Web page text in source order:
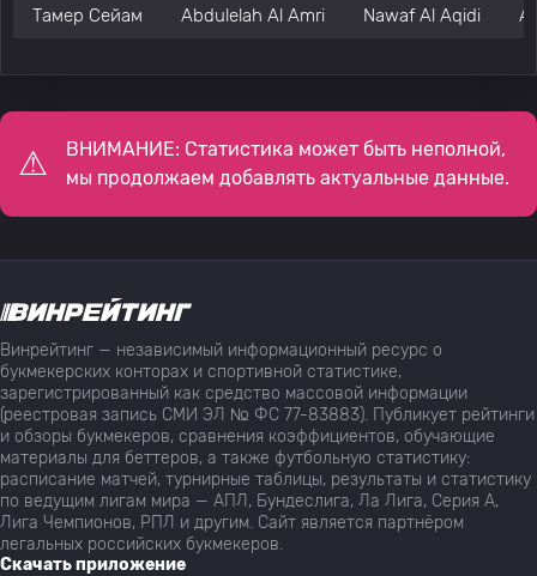
Тамер Сейам Abdulelah Al Amri Nawaf Al Aqidi
ВНИМАНИЕ: Статистика может быть неполной,
мы продолжаем добавлять актуальные данные.
Винрейтинг — независимый информационный ресурс о
букмекерских конторах и спортивной статистике,
зарегистрированный как средство массовой информации
(реестровая запись СМИ ЭЛ № ФС 77-83883). Публикует рейтинги
и обзоры букмекеров, сравнения коэффициентов, обучающие
материалы для беттеров, а также футбольную статистику:
расписание матчей, турнирные таблицы, результаты и статистику
по ведущим лигам мира — АПЛ, Бундеслига, Ла Лига, Серия А,
Лига Чемпионов, РПЛ и другим. Сайт является партнёром
легальных российских букмекеров.
Скачать приложение